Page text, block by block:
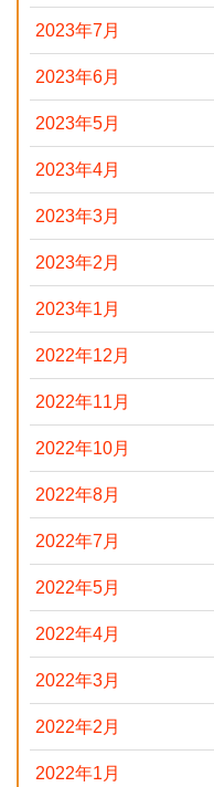
2023年7月
2023年6月
2023年5月
2023年4月
2023年3月
2023年2月
2023年1月
2022年12月
2022年11月
2022年10月
2022年8月
2022年7月
2022年5月
2022年4月
2022年3月
2022年2月
2022年1月